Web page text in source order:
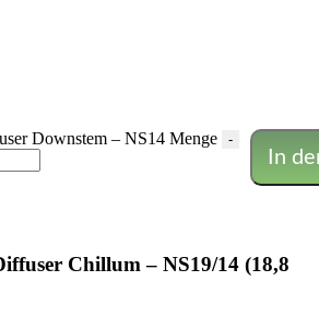
Downstem – NS14 Menge -
In
Chillum – NS19/14 (18,8